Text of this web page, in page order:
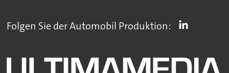
Folgen Sie der Automobil Produktion: